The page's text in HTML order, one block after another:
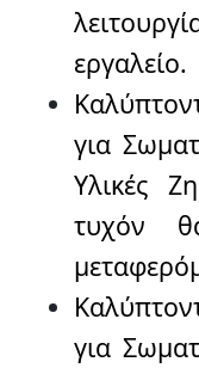
εργαλείο.
για
Υλικές
τυχόν
για